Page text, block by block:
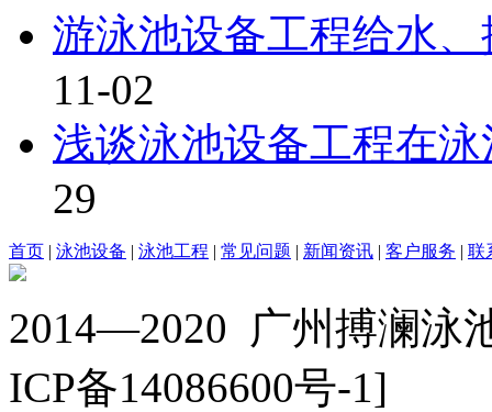
游泳池设备工程给水
11-02
浅谈泳池设备工程在
29
首页 | 泳池设备 | 泳池工程 | 常见问题 | 新闻资讯 | 客户服务 | 联
2014—2020 广州搏澜泳
ICP备14086600号-1]